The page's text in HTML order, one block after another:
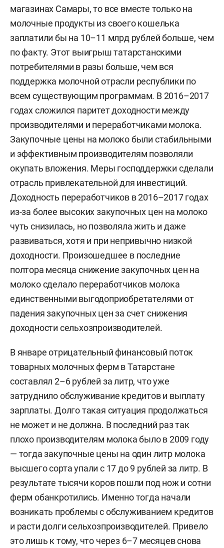
магазинах Самары, то все вместе только на
молочные продукты из своего кошелька
заплатили бы на 10–11 млрд рублей больше, чем
по факту. Этот выигрыш татарстанскими
потребителями в разы больше, чем вся
поддержка молочной отрасли республики по
всем существующим программам. В 2016–2017
годах сложился паритет доходности между
производителями и переработчиками молока.
Закупочные цены на молоко были стабильными
и эффективным производителям позволяли
окупать вложения. Меры господдержки сделали
отрасль привлекательной для инвестиций.
Доходность переработчиков в 2016–2017 годах
из-за более высоких закупочных цен на молоко
чуть снизилась, но позволяла жить и даже
развиваться, хотя и при непривычно низкой
доходности. Произошедшее в последние
полтора месяца снижение закупочных цен на
молоко сделало переработчиков молока
единственными выгодоприобретателями от
падения закупочных цен за счет снижения
доходности сельхозпроизводителей.
В январе отрицательный финансовый поток
товарных молочных ферм в Татарстане
составлял 2–6 рублей за литр, что уже
затруднило обслуживание кредитов и выплату
зарплаты. Долго такая ситуация продолжаться
не может и не должна. В последний раз так
плохо производителям молока было в 2009 году
— тогда закупочные цены на один литр молока
высшего сорта упали с 17 до 9 рублей за литр. В
результате тысячи коров пошли под нож и сотни
ферм обанкротились. Именно тогда начали
возникать проблемы с обслуживанием кредитов
и расти долги сельхозпроизводителей. Привело
это лишь к тому, что через 6–7 месяцев снова